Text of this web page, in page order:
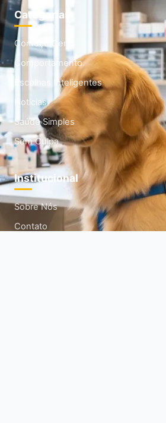
Categorias
Começo Certo
Comportamento
Escolhas Inteligentes
Noticias
Saúde Simples
Sem Culpa
Institucional
Sobre Nós
Contato